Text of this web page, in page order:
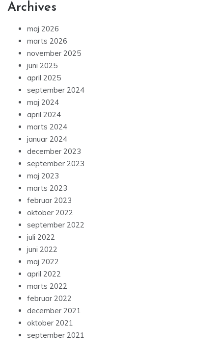
Archives
maj 2026
marts 2026
november 2025
juni 2025
april 2025
september 2024
maj 2024
april 2024
marts 2024
januar 2024
december 2023
september 2023
maj 2023
marts 2023
februar 2023
oktober 2022
september 2022
juli 2022
juni 2022
maj 2022
april 2022
marts 2022
februar 2022
december 2021
oktober 2021
september 2021